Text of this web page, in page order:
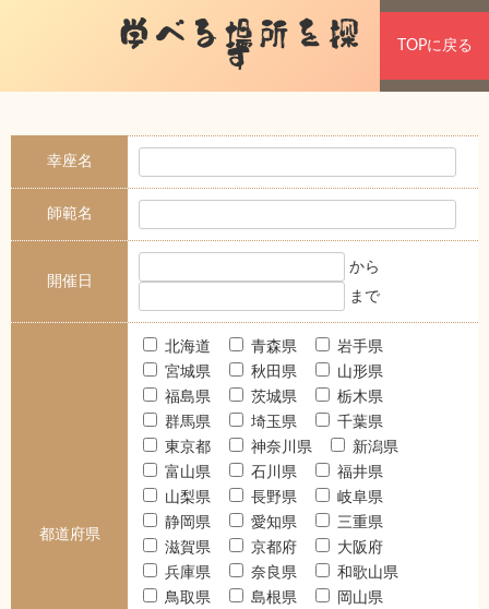
学べる場所を探
す TOPに戻る
幸座名
師範名
開催日
から
まで
都道府県
北海道 青森県
岩手県
宮城県
秋田県
山形県
福島県
茨城県
栃木県
群馬県
埼玉県
千葉県
東京都
神奈川県
新潟県
富山県
石川県
福井県
山梨県
長野県
岐阜県
静岡県
愛知県
三重県
滋賀県
京都府
大阪府
兵庫県
奈良県
和歌山県
鳥取県
島根県
岡山県